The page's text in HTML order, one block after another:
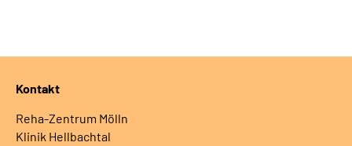
Kontakt
Reha-Zentrum Mölln
Klinik Hellbachtal